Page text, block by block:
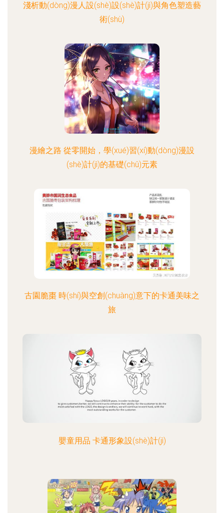
淺析動(dòng)漫人設(shè)設(shè)計(jì)與角色塑造藝
術(shù)
漫繪之路 從零開始，學(xué)習(xí)動(dòng)漫設
(shè)計(jì)的基礎(chǔ)元素
古園脆棗 時(shí)與空創(chuàng)意下的卡通美味之
旅
嬰童用品 卡通形象設(shè)計(jì)